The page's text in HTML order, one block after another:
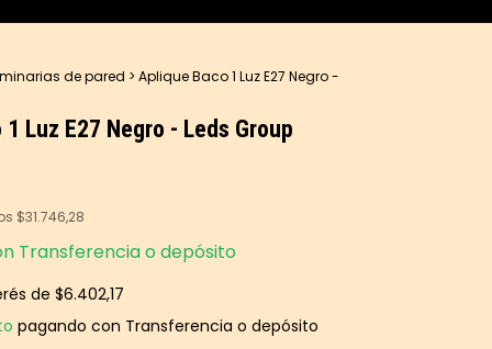
de pared > Aplique Baco 1 Luz E27 Negro -
Luz E27 Negro - Leds Group
$31.746,28
Transferencia o depósito
de $6.402,17
pagando con Transferencia o depósito